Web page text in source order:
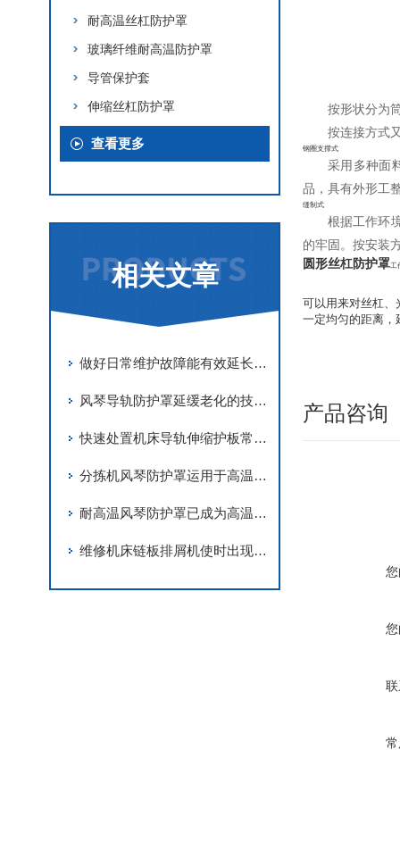
耐高温丝杠防护罩
玻璃纤维耐高温防护罩
导管保护套
伸缩丝杠防护罩
查看更多
相关文章
做好日常维护故障能有效延长阻燃风琴防护罩使用寿命
风琴导轨防护罩延缓老化的技术手段
快速处置机床导轨伸缩护板常见故障是保障机床稳定运行的关键
分拣机风琴防护罩运用于高温工作环境
耐高温风琴防护罩已成为高温工况下关键保护装置
维修机床链板排屑机使时出现的故障与用
按形状分为
按连接方式
钢圈支撑式
采用多种面
品，具有外形工
缝制式
根据工作环
的牢固。按安装
圆形丝杠防护罩工
可以用来对丝杠、
一定均匀的距离，
产品咨询